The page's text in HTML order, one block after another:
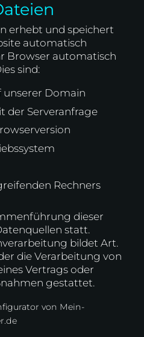
erhebt und speichert
automatisch
Browser automatisch
sind:
unserer Domain
der Serveranfrage
Rechners
dieser
statt.
bildet Art.
der die Verarbeitung von
Vertrags oder
gestattet.
von Mein-